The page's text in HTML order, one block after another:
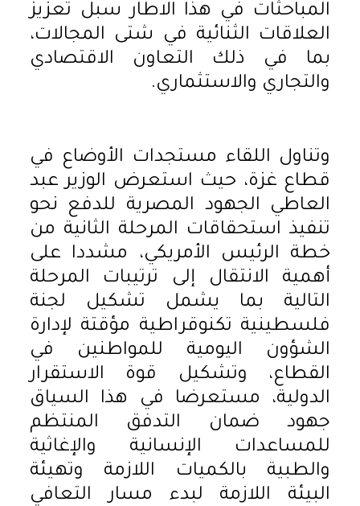
المباحثات في هذا الاطار سبل تعزيز
العلاقات الثنائية في شتى المجالات،
بما في ذلك التعاون الاقتصادي
والتجاري والاستثماري.
وتناول اللقاء مستجدات الأوضاع في
قطاع غزة، حيث استعرض الوزير عبد
العاطي الجهود المصرية للدفع نحو
تنفيذ استحقاقات المرحلة الثانية من
خطة الرئيس الأمريكي، مشددا على
أهمية الانتقال إلى ترتيبات المرحلة
التالية بما يشمل تشكيل لجنة
فلسطينية تكنوقراطية مؤقتة لإدارة
الشؤون اليومية للمواطنين في
القطاع، وتشكيل قوة الاستقرار
الدولية، مستعرضا في هذا السياق
جهود ضمان التدفق المنتظم
للمساعدات الإنسانية والإغاثية
والطبية بالكميات اللازمة وتهيئة
البيئة اللازمة لبدء مسار التعافي